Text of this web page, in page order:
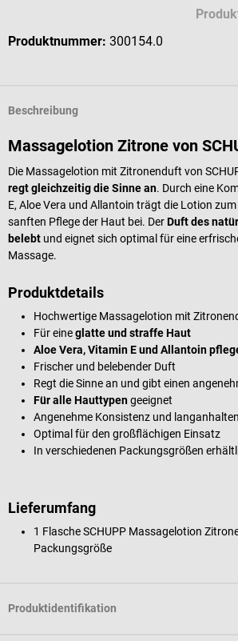
Produktnummer: 300154.0
Beschreibung
Massagelotion Zitrone von
Die Massagelotion mit Zitronenduft von
regt gleichzeitig die Sinne an. Durch eine
E, Aloe Vera und Allantoin trägt die Lotion
sanften Pflege der Haut bei. DerDuft des
belebt und eignet sich optimal für eine
Massage.
Produktdetails
Hochwertige Massagelotion mit
Für eineglatte und straffe Haut
Aloe Vera, Vitamin E und Allantoin
Frischer und belebender Duft
Regt die Sinne an und gibt einen
Für alle Hauttypengeeignet
Angenehme Konsistenz und
Optimal für den großflächigen Einsatz
In verschiedenen Packungsgrößen
Lieferumfang
1 Flasche SCHUPP Massagelotion
Packungsgröße
Produktidentifikation